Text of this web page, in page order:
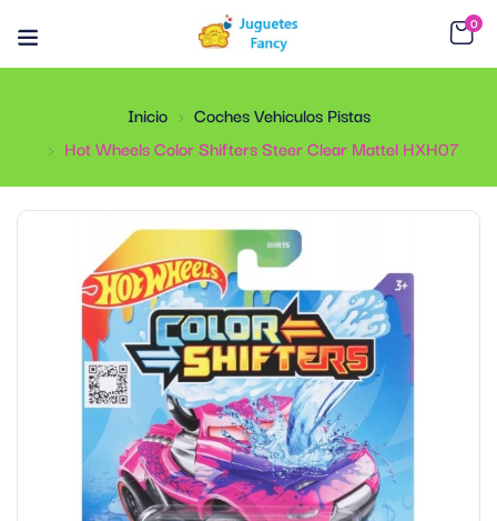
0
Inicio
Coches Vehiculos Pistas
Hot Wheels Color Shifters Steer Clear Mattel HXH07